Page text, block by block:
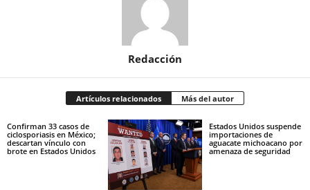
Redacción
Artículos relacionados Más del autor
Confirman 33 casos de
ciclosporiasis en México;
descartan vínculo con
brote en Estados Unidos
Estados Unidos suspende
importaciones de
aguacate michoacano por
amenaza de seguridad